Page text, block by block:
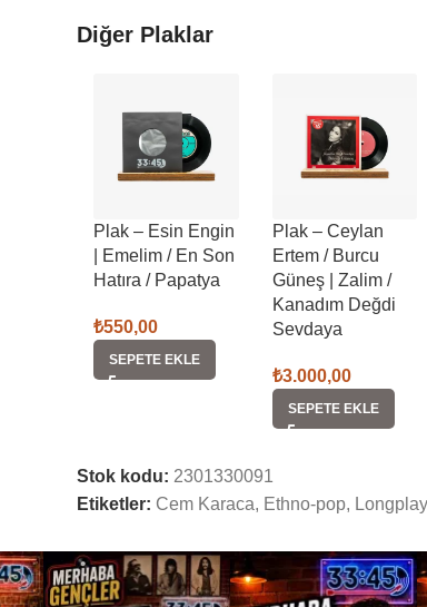
Diğer Plaklar
Plak – Esin Engin
| Emelim / En Son
Hatıra / Papatya
₺550,00
SEPETE EKLE
Plak – Ceylan
Ertem / Burcu
Güneş | Zalim /
Kanadım Değdi
Sevdaya
₺3.000,00
SEPETE EKLE
Stok kodu: 2301330091
Etiketler: Cem Karaca, Ethno-pop, Longplay